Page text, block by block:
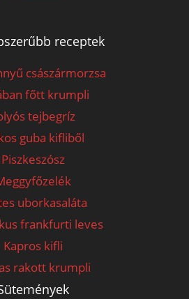
receptek
császármorzsa
főtt krumpli
tejbegríz
guba kifliből
Piszkeszósz
uborkasaláta
frankfurti leves
Kapros kifli
rakott krumpli